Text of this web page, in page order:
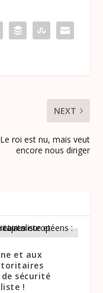
NEXT
Le roi est nu, mais veut
encore nous diriger
et aux
sécurité
!